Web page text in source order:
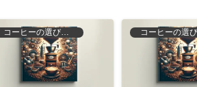
おすすめ